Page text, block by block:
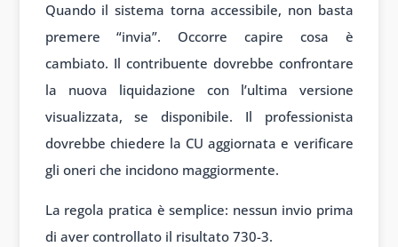
Quando il sistema torna accessibile, non basta
premere “invia”. Occorre capire cosa è
cambiato. Il contribuente dovrebbe confrontare
la nuova liquidazione con l’ultima versione
visualizzata, se disponibile. Il professionista
dovrebbe chiedere la CU aggiornata e verificare
gli oneri che incidono maggiormente.
La regola pratica è semplice: nessun invio prima
di aver controllato il risultato 730-3.